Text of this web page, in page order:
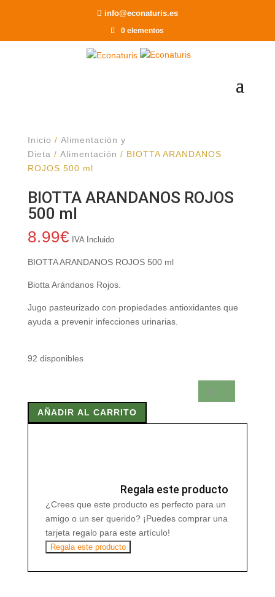
info@econaturis.es
0 elementos
Inicio / Alimentación y
Dieta / Alimentación / BIOTTA ARANDANOS
ROJOS 500 ml
BIOTTA ARANDANOS ROJOS
500 ml
8.99€ IVA Incluido
BIOTTA ARANDANOS ROJOS 500 ml
Biotta Arándanos Rojos.
Jugo pasteurizado con propiedades antioxidantes que
ayuda a prevenir infecciones urinarias.
92 disponibles
ARANDANOS
ROJOS
AÑADIR AL CARRITO
Regala este producto
¿Crees que este producto es perfecto para un
amigo o un ser querido? ¡Puedes comprar una
tarjeta regalo para este artículo!
Regala este producto